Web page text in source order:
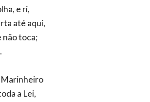
e ri,
até aqui,
não toca;
Marinheiro
a Lei,